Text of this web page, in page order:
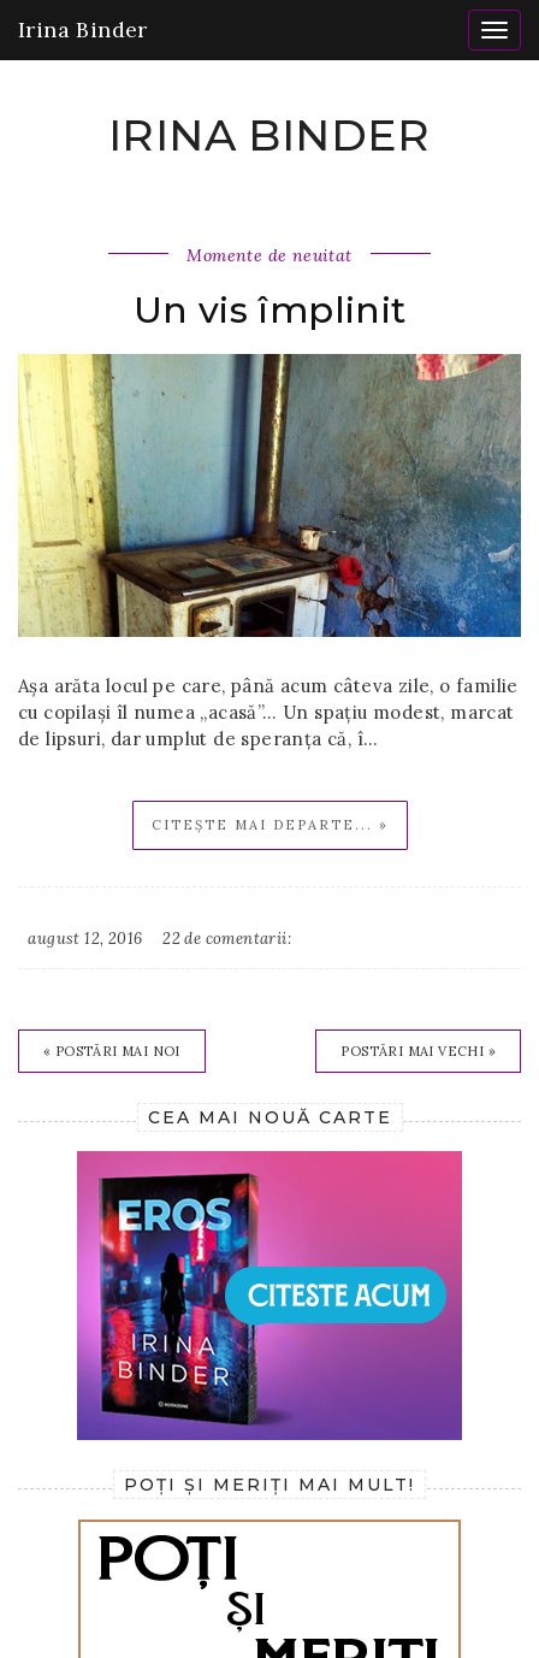
Irina Binder
IRINA BINDER
Momente de neuitat
Un vis împlinit
Așa arăta locul pe care, până acum câteva zile, o familie
cu copilași îl numea „acasă”… Un spațiu modest, marcat
de lipsuri, dar umplut de speranța că, î…
CITEȘTE MAI DEPARTE... »
august 12, 2016 22 de comentarii:
« POSTĂRI MAI NOI POSTĂRI MAI VECHI »
CEA MAI NOUĂ CARTE
POȚI ȘI MERIȚI MAI MULT!